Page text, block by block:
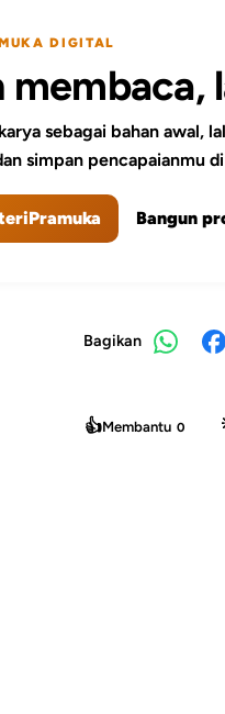
DIGITAL
sebagai bahan
simpan pencapaianmu
Bangun
Bagikan
👍Membantu 0